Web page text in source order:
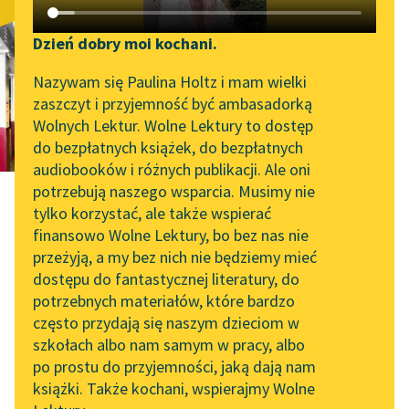
Katalog DAISY
Podkasty o książkach
Zgłoś brak utworu
Aktualności
Spotkanie z Katarzyną
Tunkiel w Oslo
Wolne Lektury na 32.
Pol’and’Rock Festivalu
„Kochanek Lady
Chatterley” do słuchania
na Wolnych Lekturach
Nowy audiobook –
„Marzenie o Oriencie”
Sophie Elkan
Kolekcja Nadwyraz.com x
Narzędzia
Mapa Wolnych Lektur
Leśmianator
Przewodnik dla piszących i
czytających
API
OAI-PMH
Widget Wolnych Lektur
Przypisy
Dzień dobry moi kochani.
Nazywam się Paulina Holtz i mam wielki
zaszczyt i przyjemność być ambasadorką
Wolnych Lektur. Wolne Lektury to dostęp
do bezpłatnych książek, do bezpłatnych
audiobooków i różnych publikacji. Ale oni
potrzebują naszego wsparcia. Musimy nie
tylko korzystać, ale także wspierać
finansowo Wolne Lektury, bo bez nas nie
przeżyją, a my bez nich nie będziemy mieć
dostępu do fantastycznej literatury, do
potrzebnych materiałów, które bardzo
często przydają się naszym dzieciom w
szkołach albo nam samym w pracy, albo
po prostu do przyjemności, jaką dają nam
książki. Także kochani, wspierajmy Wolne
Franciszek Karpiński
Orzeł i sroka